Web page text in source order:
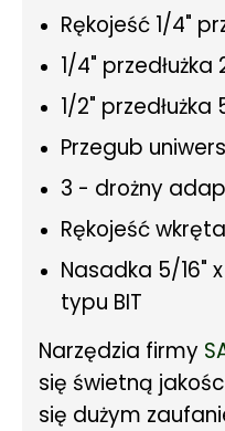
Rękojeść 1/4"
1/4" przedłużka
1/2" przedłużka
Przegub
3 - drożny
Rękojeść
Nasadka 5/16"
typu BIT
Narzędzia firmy
się świetną
się dużym